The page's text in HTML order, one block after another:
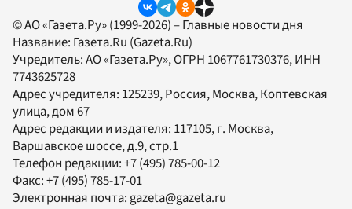
© АО «Газета.Ру» (1999-2026) – Главные новости дня
Название: Газета.Ru (Gazeta.Ru)
Учредитель:АО «Газета.Ру», ОГРН 1067761730376, ИНН
7743625728
Адрес учредителя: 125239, Россия, Москва, Коптевская
улица, дом 67
Адрес редакции и издателя: 117105, г. Москва,
Варшавское шоссе, д.9, стр.1
Телефон редакции:+7 (495) 785-00-12
Факс:+7 (495) 785-17-01
Электронная почта:gazeta@gazeta.ru